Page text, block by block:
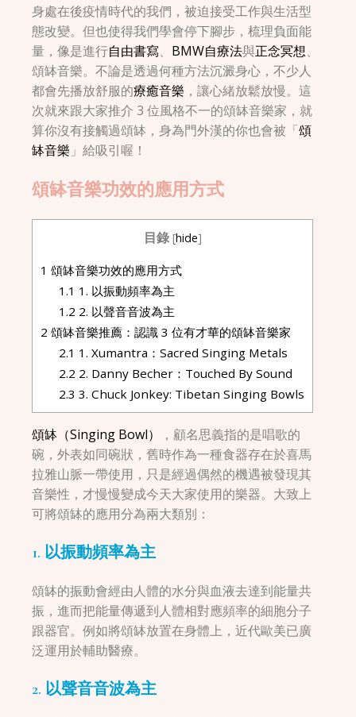
身處在後疫情時代的我們，被迫接受工作與生活型
態改變。但也使得我們學會停下腳步，梳理負面能
量，像是進行自由書寫、 BMW自療法與正念冥想、
頌缽音樂。不論是透過何種方法沉澱身心，不少人
都會先播放舒服的療癒音樂 ，讓心緒放鬆放慢。這
次就來跟大家推介 3 位風格不一的頌缽音樂家，就
算你沒有接觸過頌缽，身為門外漢的你也會被「頌
缽音樂 」給吸引喔！
頌缽音樂功效的應用方式
目錄 [hide]
1 頌缽音樂功效的應用方式
1.1 1. 以振動頻率為主
1.2 2. 以聲音音波為主
2 頌缽音樂推薦：認識 3 位有才華的頌缽音樂家
2.1 1. Xumantra：Sacred Singing Metals
2.2 2. Danny Becher：Touched By Sound
2.3 3. Chuck Jonkey: Tibetan Singing Bowls
頌缽（Singing Bowl）
，顧名思義指的是唱歌的
碗，外表如同碗狀，舊時作為一種食器存在於喜馬
拉雅山脈一帶使用，只是經過偶然的機遇被發現其
音樂性，才慢慢變成今天大家使用的樂器。大致上
可將頌缽的應用分為兩大類別：
1. 以振動頻率為主
頌缽的振動會經由人體的水分與血液去達到能量共
振，進而把能量傳遞到人體相對應頻率的細胞分子
跟器官。例如將頌缽放置在身體上，近代歐美已廣
泛運用於輔助醫療。
2. 以聲音音波為主